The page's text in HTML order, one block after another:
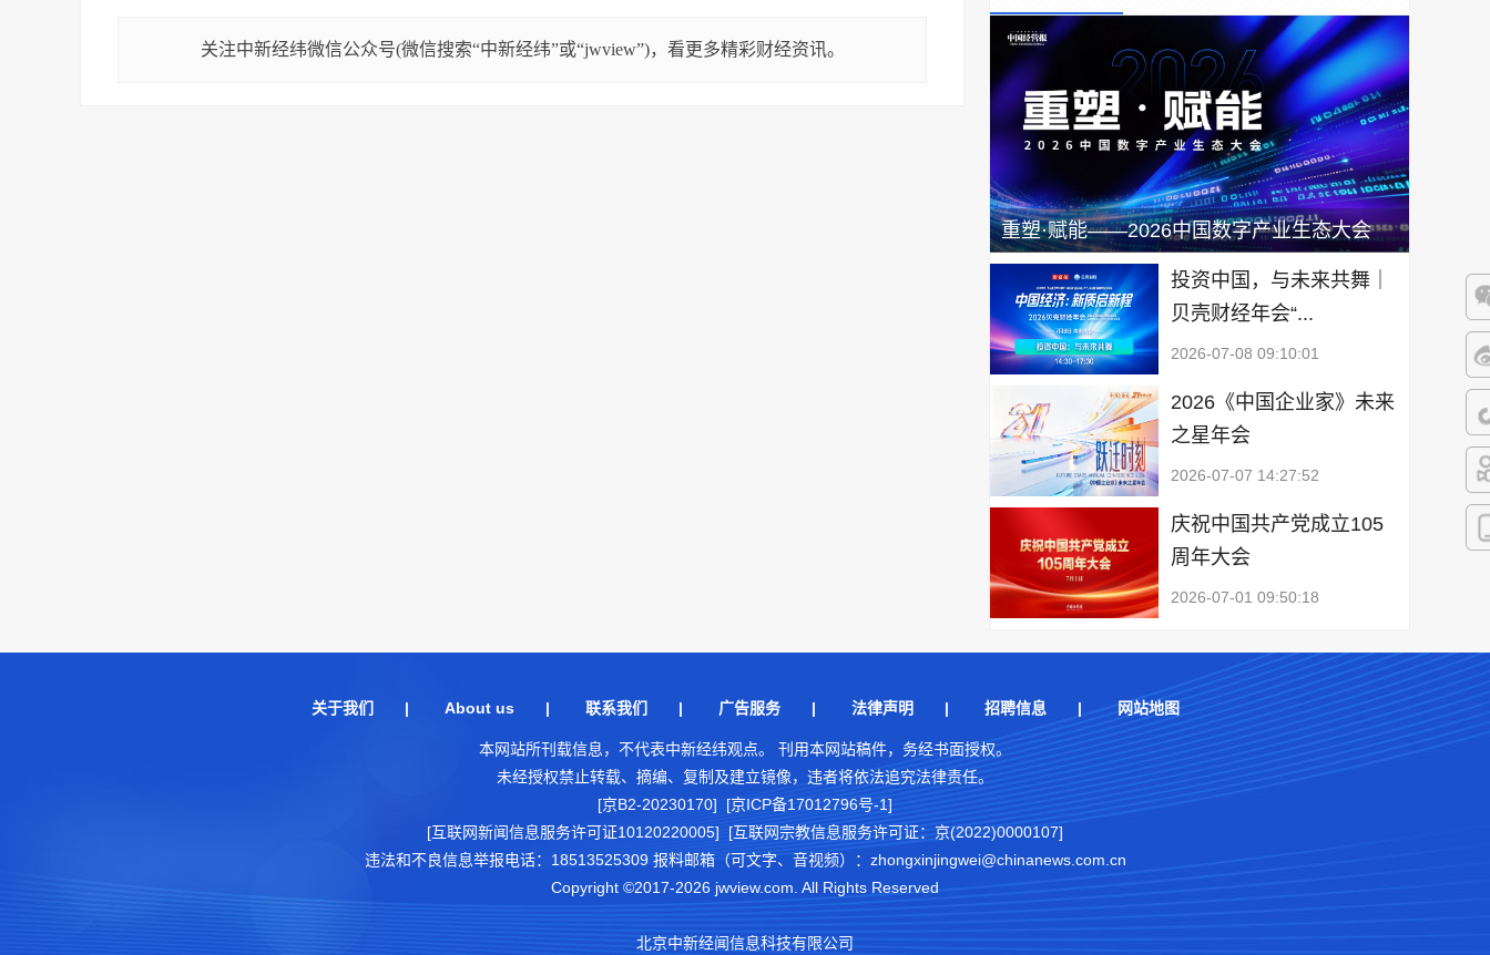
微
微
抖
快
关注中新经纬微信公众号(微信搜索“中新经纬”或“jwview”)，看更多精彩财经资讯。
重塑·赋能——2026中国数字产业生态大会
投资中国，与未来共舞｜
贝壳财经年会“...
2026-07-08 09:10:01
2026《中国企业家》未来
之星年会
2026-07-07 14:27:52
庆祝中国共产党成立105
周年大会
2026-07-01 09:50:18
关于我们 | About us| 联系我们 | 广告服务| 法律声明 | 招聘信息 | 网站地图
本网站所刊载信息，不代表中新经纬观点。 刊用本网站稿件，务经书面授权。
未经授权禁止转载、摘编、复制及建立镜像，违者将依法追究法律责任。
[京B2-20230170] [京ICP备17012796号-1]
[互联网新闻信息服务许可证10120220005]
[互联网宗教信息服务许可证：京(2022)0000107]
违法和不良信息举报电话：18513525309 报料邮箱（可文字、音视频）：zhongxinjingwei@chinanews.com.cn
Copyright ©2017-2026 jwview.com. All Rights Reserved
北京中新经闻信息科技有限公司